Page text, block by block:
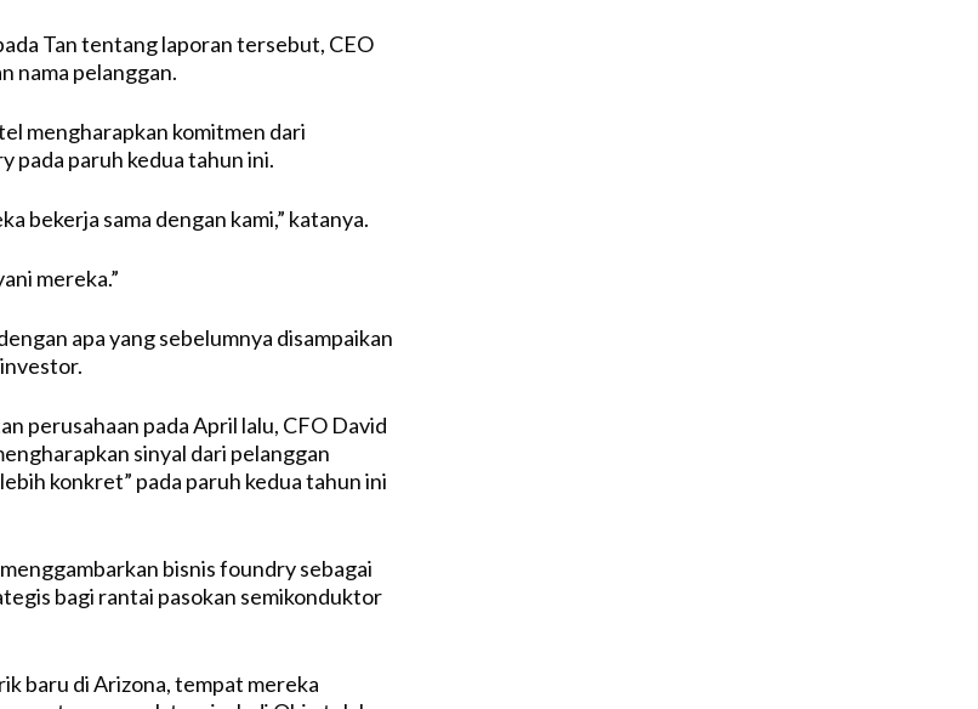
Tan tentang laporan tersebut, CEO
nama pelanggan.
mengharapkan komitmen dari
pada paruh kedua tahun ini.
bekerja sama dengan kami,” katanya.
mereka.”
apa yang sebelumnya disampaikan
perusahaan pada April lalu, CFO David
sinyal dari pelanggan
konkret” pada paruh kedua tahun ini
bisnis foundry sebagai
bagi rantai pasokan semikonduktor
baru di Arizona, tempat mereka